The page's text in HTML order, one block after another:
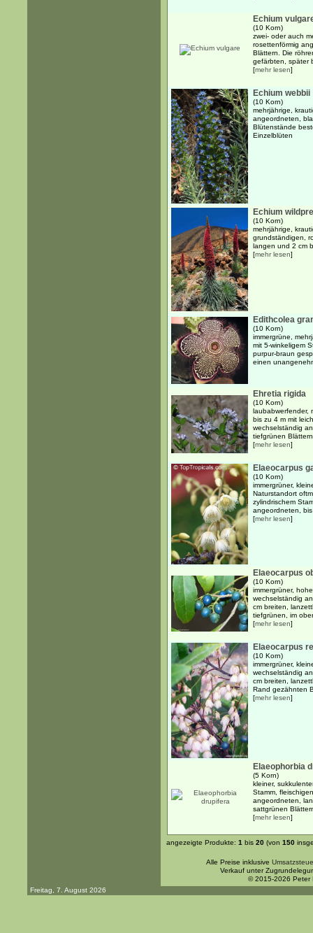
Echium
(10 Korn)
zwei- oder auch
rosettenförmig
Blättern. Die
gefärbten, später
[mehr lesen]
Echium webbii
(10 Korn)
mehrjährige,
angeordneten,
Blütenstände
Einzelblüten
Echium
(10 Korn)
mehrjährige,
grundständigen,
langen und 2 cm
[mehr lesen]
Edithcolea
(10 Korn)
immergrüne,
mit 5-winkeligem
purpur-braun
einen
Ehretia rigida
(10 Korn)
laubabwerfender,
bis zu 4 m mit
wechselständig
tiefgrünen
[mehr lesen]
Elaeocarpus
(10 Korn)
immergrüner,
Naturstandort
zylindrischem
angeordneten,
[mehr lesen]
Elaeocarpus
(10 Korn)
immergrüner,
wechselständig
cm breiten,
tiefgrünen, im
[mehr lesen]
Elaeocarpus
(10 Korn)
immergrüner,
wechselständig
cm breiten,
Rand gezähnten
[mehr lesen]
Elaeophorbia
(5 Korn)
kleiner,
Stamm,
angeordneten,
sattgrünen
[mehr lesen]
angezeigte Produkte: 1 bis 20 (von 150
Alle Preise inklusive
Verkauf unter
© 2015-2026 Peter
Freitag, 7. August 2026